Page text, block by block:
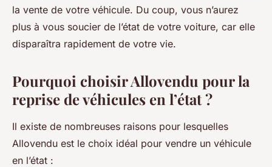
la vente de votre véhicule. Du coup, vous n’aurez
plus à vous soucier de l’état de votre voiture, car elle
disparaîtra rapidement de votre vie.
Pourquoi choisir Allovendu pour la
reprise de véhicules en l’état ?
Il existe de nombreuses raisons pour lesquelles
Allovendu est le choix idéal pour vendre un véhicule
en l’état :